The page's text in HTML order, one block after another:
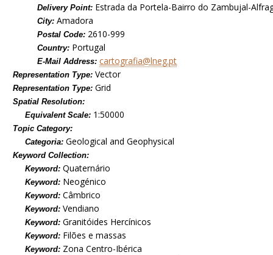
Delivery Point: Estrada da Portela-Bairro do Zambujal-
City:Amadora
Postal Code: 2610-999
Country: Portugal
E-Mail Address:cartografia@lneg.pt
Representation Type:Vector
Representation Type:Grid
Spatial Resolution:
Equivalent Scale: 1:50000
Topic Category:
Categoria:Geological and Geophysical
Keyword Collection:
Keyword:Quaternário
Keyword: Neogénico
Keyword:Câmbrico
Keyword:Vendiano
Keyword:Granitóides Hercínicos
Keyword: Filões e massas
Keyword: Zona Centro-Ibérica